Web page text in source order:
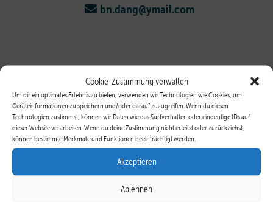
Cookie-Zustimmung verwalten
Um dir ein optimales Erlebnis zu bieten, verwenden wir Technologien wie Cookies, um
Geräteinformationen zu speichern und/oder darauf zuzugreifen. Wenn du diesen
Technologien zustimmst, können wir Daten wie das Surfverhalten oder eindeutige IDs auf
dieser Website verarbeiten. Wenn du deine Zustimmung nicht erteilst oder zurückziehst,
können bestimmte Merkmale und Funktionen beeinträchtigt werden.
Akzeptieren
Ablehnen
bn.dang@ymail.com
Horst Engelmann